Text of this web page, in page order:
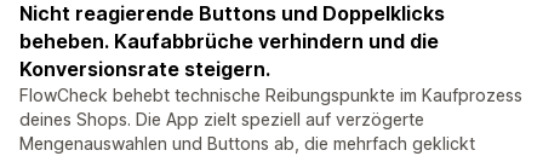
Nicht reagierende Buttons und Doppelklicks
beheben. Kaufabbrüche verhindern und die
Konversionsrate steigern.
FlowCheck behebt technische Reibungspunkte im Kaufprozess
deines Shops. Die App zielt speziell auf verzögerte
Mengenauswahlen und Buttons ab, die mehrfach geklickt